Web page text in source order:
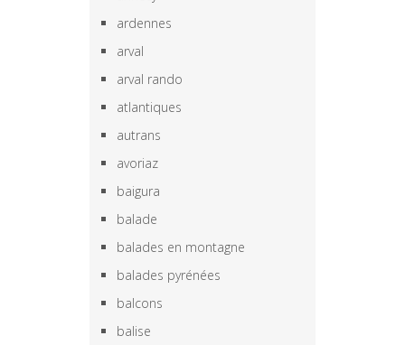
ardennes
arval
arval rando
atlantiques
autrans
avoriaz
baigura
balade
balades en montagne
balades pyrénées
balcons
balise